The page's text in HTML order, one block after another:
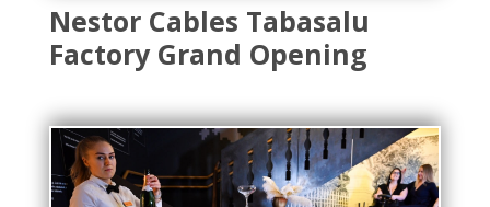
Nestor Cables Tabasalu
Factory Grand Opening